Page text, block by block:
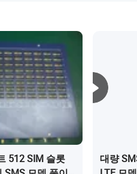
3G WCDMA/2G GSM/2G
WCDMA/2G GSM/2G
실외
2G GSM/2G CDMA
512 SIM 슬롯
대량